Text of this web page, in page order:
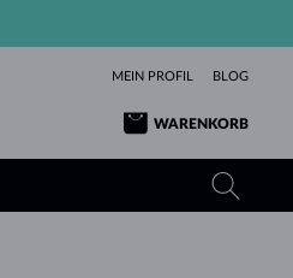
MEIN PROFIL BLOG
WARENKORB